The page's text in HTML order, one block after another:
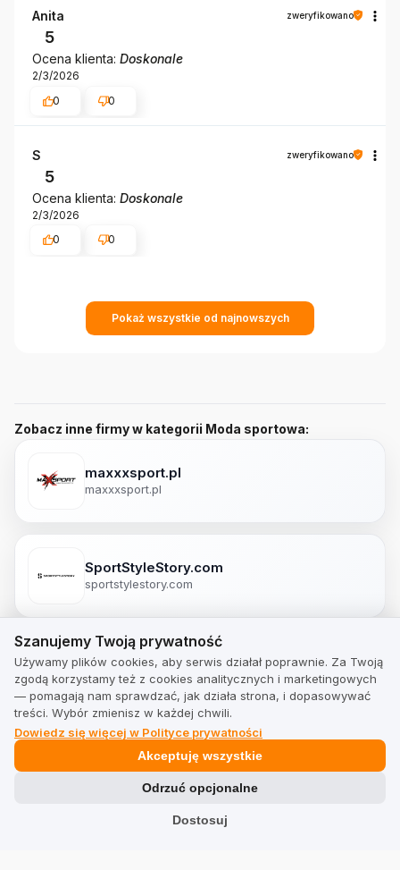
Anita zweryfikowano
5
Ocena klienta: Doskonale
2/3/2026
0
0
S zweryfikowano
5
Ocena klienta: Doskonale
2/3/2026
0
0
Pokaż wszystkie od najnowszych
Zobacz inne firmy w kategorii Moda sportowa:
maxxxsport.pl
maxxxsport.pl
SportStyleStory.com
sportstylestory.com
paterns.com/pl
paterns.com/pl
adrenaline.pl
adrenaline.pl
Szanujemy Twoją prywatność
Używamy plików cookies, aby serwis działał poprawnie. Za Twoją
zgodą korzystamy też z cookies analitycznych i marketingowych
— pomagają nam sprawdzać, jak działa strona, i dopasowywać
treści. Wybór zmienisz w każdej chwili.
Dowiedz się więcej w Polityce prywatności
Dostosuj
Odrzuć opcjonalne
Akceptuję wszystkie